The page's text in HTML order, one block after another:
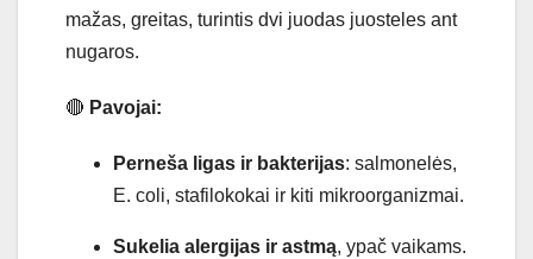
mažas, greitas, turintis dvi juodas juosteles ant
nugaros.
🔴 Pavojai:
Perneša ligas ir bakterijas: salmonelės,
E. coli, stafilokokai ir kiti mikroorganizmai.
Sukelia alergijas ir astmą, ypač vaikams.